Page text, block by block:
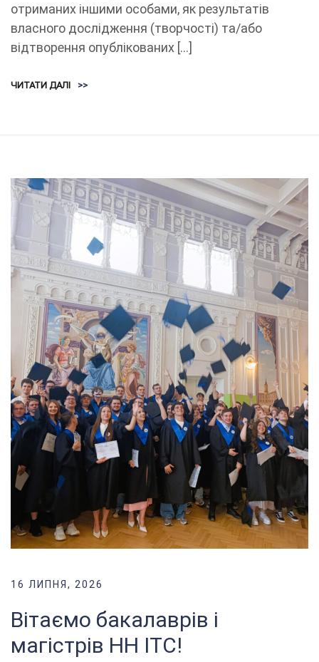
отриманих іншими особами, як результатів
власного дослідження (творчості) та/або
відтворення опублікованих […]
ЧИТАТИ ДАЛІ >>
16 ЛИПНЯ, 2026
Вітаємо бакалаврів і
магістрів НН ІТС!